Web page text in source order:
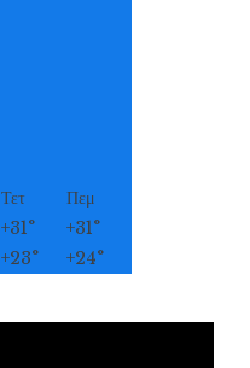
Τετ
Πεμ
+31° +31°
+23° +24°